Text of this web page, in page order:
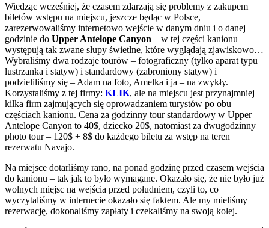
Wiedząc wcześniej, że czasem zdarzają się problemy z zakupem
biletów wstępu na miejscu, jeszcze będąc w Polsce,
zarezerwowaliśmy internetowo wejście w danym dniu i o danej
godzinie do Upper Antelope Canyon – w tej części kanionu
występują tak zwane słupy świetlne, które wyglądają zjawiskowo…
Wybraliśmy dwa rodzaje tourów – fotograficzny (tylko aparat typu
lustrzanka i statyw) i standardowy (zabroniony statyw) i
podzieliliśmy się – Adam na foto, Amelka i ja – na zwykły.
Korzystaliśmy z tej firmy: KLIK, ale na miejscu jest przynajmniej
kilka firm zajmujących się oprowadzaniem turystów po obu
częściach kanionu. Cena za godzinny tour standardowy w Upper
Antelope Canyon to 40$, dziecko 20$, natomiast za dwugodzinny
photo tour – 120$ + 8$ do każdego biletu za wstęp na teren
rezerwatu Navajo.
Na miejsce dotarliśmy rano, na ponad godzinę przed czasem wejścia
do kanionu – tak jak to było wymagane. Okazało się, że nie było już
wolnych miejsc na wejścia przed południem, czyli to, co
wyczytaliśmy w internecie okazało się faktem. Ale my mieliśmy
rezerwację, dokonaliśmy zapłaty i czekaliśmy na swoją kolej.